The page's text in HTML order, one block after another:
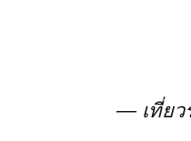
— เที่ยว